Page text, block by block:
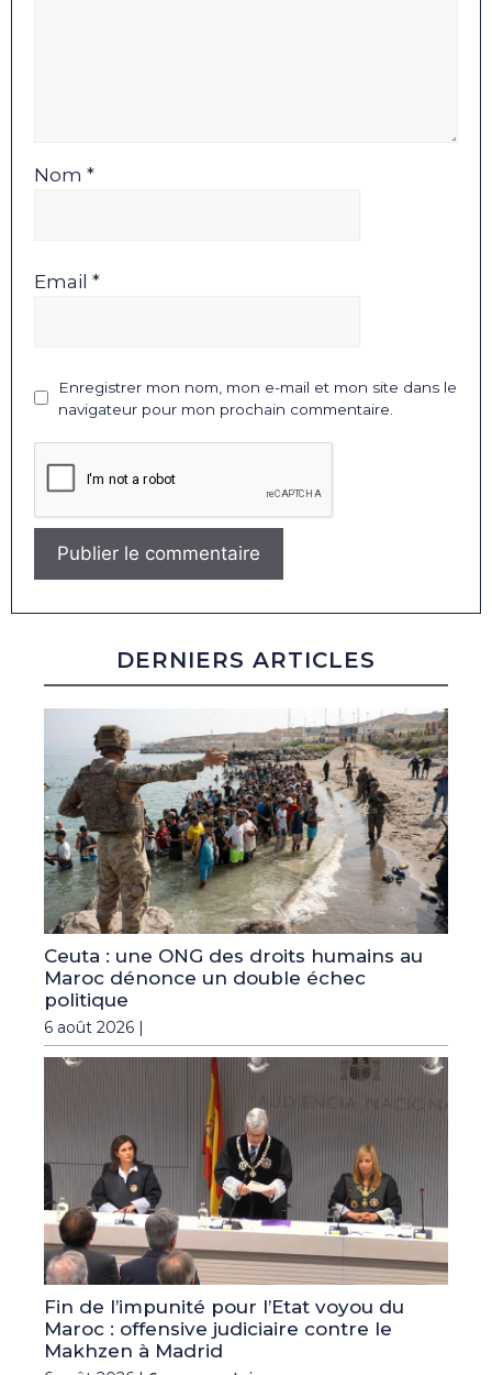
Nom *
Email *
Enregistrer mon nom, mon e-mail et mon site dans le
navigateur pour mon prochain commentaire.
DERNIERS ARTICLES
Ceuta : une ONG des droits humains au
Maroc dénonce un double échec
politique
6 août 2026 |
Fin de l’impunité pour l’Etat voyou du
Maroc : offensive judiciaire contre le
Makhzen à Madrid